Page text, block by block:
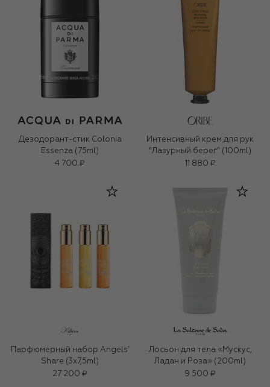
Дезодорант-стик Colonia
Essenza (75ml)
4 700 ₽
Интенсивный крем для рук
"Лазурный берег" (100ml)
11 880 ₽
Парфюмерный набор Angels’
Share (3x7,5ml)
27 200 ₽
Лосьон для тела «Мускус,
Ладан и Роза» (200ml)
9 500 ₽